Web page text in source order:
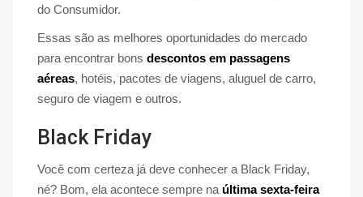
do Consumidor.
Essas são as melhores oportunidades do mercado
para encontrar bons descontos em passagens
aéreas, hotéis, pacotes de viagens, aluguel de carro,
seguro de viagem e outros.
Black Friday
Você com certeza já deve conhecer a Black Friday,
né? Bom, ela acontece sempre na última sexta-feira